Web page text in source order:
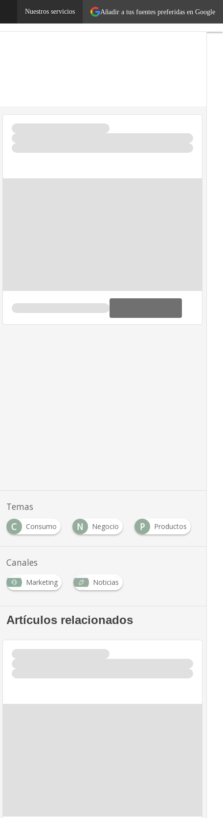
Añadir a tus fuentes preferidas en Google
Nuestros servicios
EmprendedoresLegislación
Temas
C Consumo N Negocio P Productos
Canales
Marketing Noticias
Artículos relacionados